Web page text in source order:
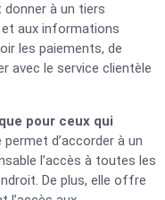
à un tiers
et aux informations
les paiements, de
avec le service clientèle
pour ceux qui
permet d’accorder à un
l’accès à toutes les
De plus, elle offre